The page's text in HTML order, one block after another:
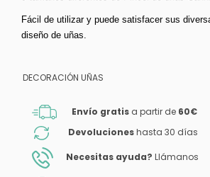
Fácil de utilizar y puede satisfacer sus
diseño de uñas.
DECORACIÓN UÑAS
Envío gratis a partir de 60€
Devolucioneshasta 30 días
Necesitas ayuda? Llámanos